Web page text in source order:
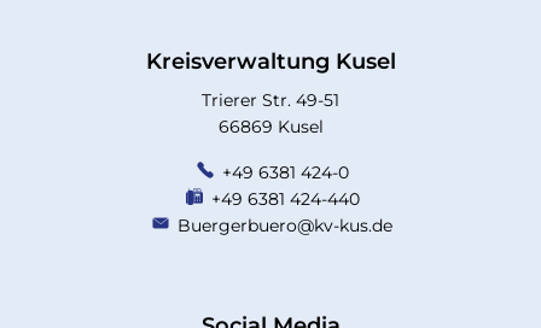
Kreisverwaltung Kusel
Trierer Str. 49-51
66869 Kusel
+49 6381 424-0
+49 6381 424-440
Buergerbuero@kv-kus.de